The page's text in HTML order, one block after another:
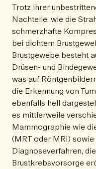
Trotz ihrer
Nachteile, wie die
schmerzhafte
bei dichtem
Brustgewebe besteht
Drüsen- und
was auf
die Erkennung von
ebenfalls hell
es mittlerweile
Mammographie wie
(MRT oder MRI)
Diagnoseverfahren,
Brustkrebsvorsorge